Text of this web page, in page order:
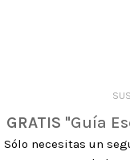
GRATIS "Guía
Sólo necesitas un